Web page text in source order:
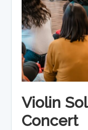
Violin
Concert